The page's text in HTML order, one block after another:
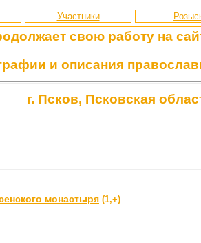
Участники
свою работу на
и описания
г. Псков, Псковская
монастыря (1,+)